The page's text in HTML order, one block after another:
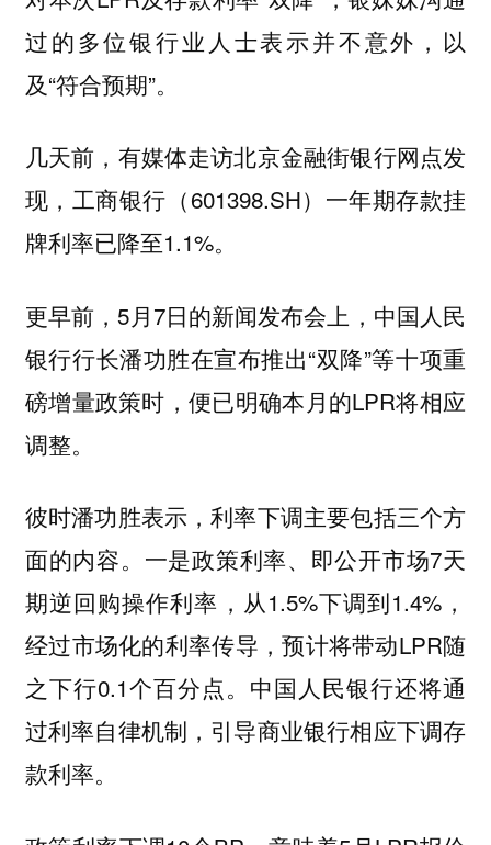
过的多位银行业人士表示并不意外，以
及“符合预期”。
几天前，有媒体走访北京金融街银行网点发
现，工商银行（601398.SH）一年期存款挂
牌利率已降至1.1%。
更早前，5月7日的新闻发布会上，中国人民
银行行长潘功胜在宣布推出“双降”等十项重
磅增量政策时，便已明确本月的LPR将相应
调整。
彼时潘功胜表示，利率下调主要包括三个方
面的内容。一是政策利率、即公开市场7天
期逆回购操作利率，从1.5%下调到1.4%，
经过市场化的利率传导，预计将带动LPR随
之下行0.1个百分点。中国人民银行还将通
过利率自律机制，引导商业银行相应下调存
款利率。